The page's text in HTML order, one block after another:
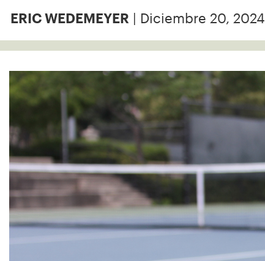
ERIC WEDEMEYER | Diciembre 20, 2024